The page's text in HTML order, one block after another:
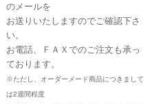
のメールを
お送りいたしますのでご確認下さ
い。
お電話、ＦＡＸでのご注文も承っ
ております。
※ただし、オーダーメード商品につきまして
は2週間程度